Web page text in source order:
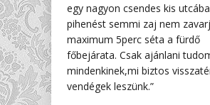
egy nagyon csendes kis
pihenést semmi zaj nem
maximum 5perc séta a fürdő
főbejárata. Csak ajánlani
mindenkinek,mi biztos
vendégek leszünk.”